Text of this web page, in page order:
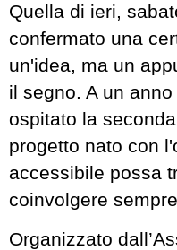
Quella di ieri,
confermato una
un'idea, ma un
il segno. A un
ospitato la
progetto nato con
accessibile possa
coinvolgere
Organizzato